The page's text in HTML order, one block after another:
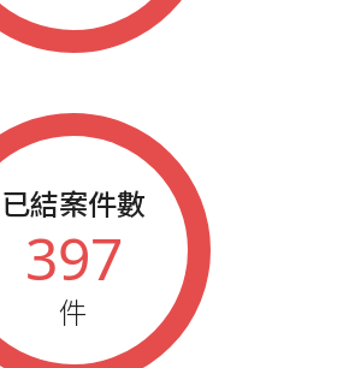
已結案件數
397
件